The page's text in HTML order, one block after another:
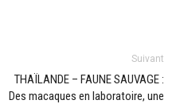
Suivant
THAÏLANDE – FAUNE SAUVAGE :
Des macaques en laboratoire, une